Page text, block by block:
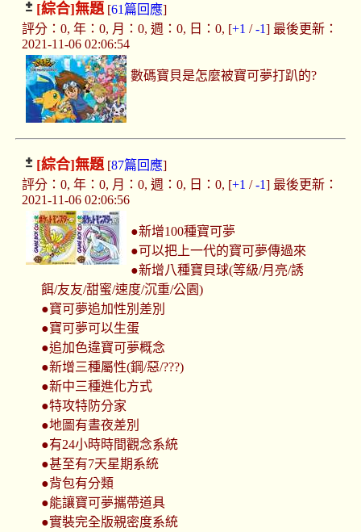
[綜合]無題[61篇回應]
評分：0, 年：0, 月：0, 週：0, 日：0, [+1 /-1] 最後更新：
2021-11-06 02:06:54
數碼寶貝是怎麼被寶可夢打趴的?
[綜合]無題[87篇回應]
評分：0, 年：0, 月：0, 週：0, 日：0, [+1 /-1] 最後更新：
2021-11-06 02:06:56
●新增100種寶可夢
●可以把上一代的寶可夢傳過來
●新增八種寶貝球(等級/月亮/誘
餌/友友/甜蜜/速度/沉重/公園)
●寶可夢追加性別差別
●寶可夢可以生蛋
●追加色違寶可夢概念
●新增三種屬性(鋼/惡/???)
●新中三種進化方式
●特攻特防分家
●地圖有晝夜差別
●有24小時時間觀念系統
●甚至有7天星期系統
●背包有分類
●能讓寶可夢攜帶道具
●實裝完全版親密度系統